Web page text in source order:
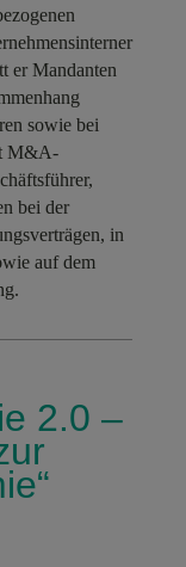
er Mandanten
sowie bei
M&A-
bei der
in
auf dem
2.0 –